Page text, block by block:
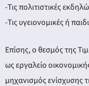
-Τις πολιτιστικές
-Τις υγειονομικές ή
Επίσης, ο θεσμός της
ως εργαλείο
μηχανισμός ενίσχυσης